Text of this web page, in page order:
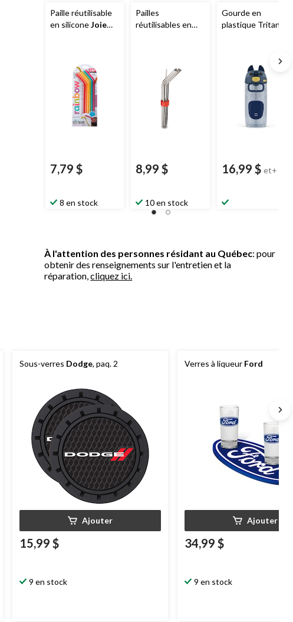
Paille réutilisable
en siliconeJoie
7,79 $
8 en stock
Pailles
réutilisables en
paille, paq. 8
8,99 $
10 en stock
Gourde en
plastique Tritan
amovible, choix de
couleurs, 16 oz
16,99 $ et+
À l'attention des personnes résidant au Québec: pour
obtenir des renseignements sur l'entretien et la
réparation,cliquez ici.
Sous-verres Dodge, paq. 2
Ajouter
15,99 $
9 en stock
Verres à liqueur Ford
Ajouter
34,99 $
9 en stock